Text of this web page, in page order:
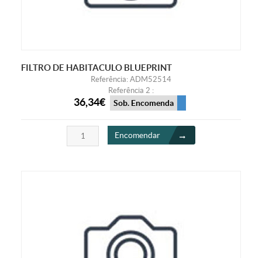
FILTRO DE HABITACULO BLUEPRINT
Referência: ADM52514
Referência 2 :
36,34€ Sob. Encomenda
Encomendar